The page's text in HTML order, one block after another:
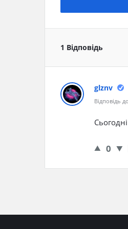
1 Відповідь
glznv
Відповідь
0